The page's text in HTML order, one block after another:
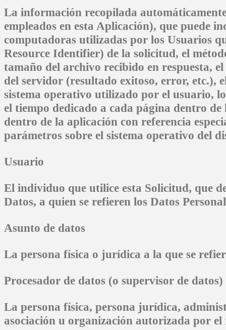
La información recopilada
empleados en esta Aplicación), que puede
computadoras utilizadas por los Usuarios
Resource Identifier) de la solicitud, el
tamaño del archivo recibido en respuesta,
del servidor (resultado exitoso, error, etc.),
sistema operativo utilizado por el usuario,
el tiempo dedicado a cada página dentro
dentro de la aplicación con referencia
parámetros sobre el sistema operativo del
Usuario
El individuo que utilice esta Solicitud, que
Datos, a quien se refieren los Datos
Asunto de datos
La persona física o jurídica a la que se
Procesador de datos (o supervisor de datos)
La persona física, persona jurídica,
asociación u organización autorizada por